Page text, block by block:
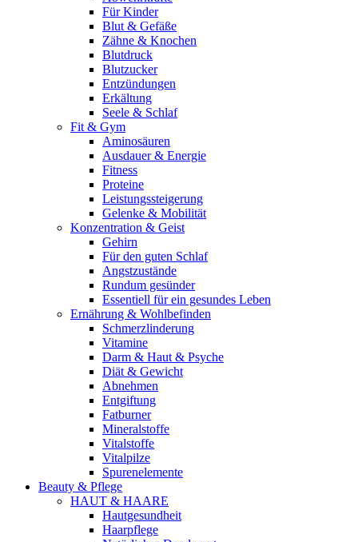
Für Kinder
Blut & Gefäße
Zähne & Knochen
Blutdruck
Blutzucker
Entzündungen
Erkältung
Seele & Schlaf
Fit & Gym
Aminosäuren
Ausdauer & Energie
Fitness
Proteine
Leistungssteigerung
Gelenke & Mobilität
Konzentration & Geist
Gehirn
Für den guten Schlaf
Angstzustände
Rundum gesünder
Essentiell für ein gesundes Leben
Ernährung & Wohlbefinden
Schmerzlinderung
Vitamine
Darm & Haut & Psyche
Diät & Gewicht
Abnehmen
Entgiftung
Fatburner
Mineralstoffe
Vitalstoffe
Vitalpilze
Spurenelemente
Beauty & Pflege
HAUT & HAARE
Hautgesundheit
Haarpflege